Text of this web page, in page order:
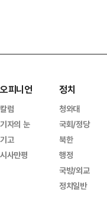
오피니언
칼럼
기자의 눈
기고
시사만평
정치
청와대
국회/정당
북한
행정
국방/외교
정치일반